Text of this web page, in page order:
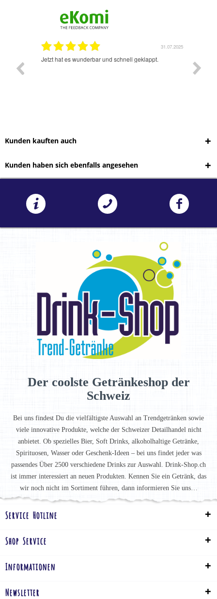
31.07.2025
Jetzt hat es wunderbar und schnell geklappt.
Kunden kauften auch
Kunden haben sich ebenfalls angesehen
Der coolste Getränkeshop der
Schweiz
Bei uns findest Du die vielfältigste Auswahl an Trendgetränken sowie
viele innovative Produkte, welche der Schweizer Detailhandel nicht
anbietet. Ob spezielles Bier, Soft Drinks, alkoholhaltige Getränke,
Spirituosen, Wasser oder Geschenk-Ideen – bei uns findet jeder was
passendes Über 2500 verschiedene Drinks zur Auswahl. Drink-Shop.ch
ist immer interessiert an neuen Produkten. Kennen Sie ein Getränk, das
wir noch nicht im Sortiment führen, dann informieren Sie uns…
Service Hotline
Shop Service
Informationen
Newsletter